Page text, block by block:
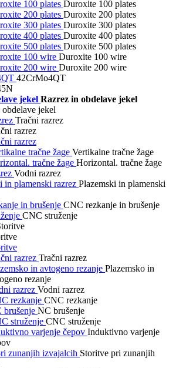
100 plates Duroxite 100 plates
200 plates Duroxite 200 plates
300 plates Duroxite 300 plates
400 plates Duroxite 400 plates
500 plates Duroxite 500 plates
100 wire Duroxite 100 wire
200 wire Duroxite 200 wire
42CrMo4QT
jekel Razrez in obdelave jekel
jekel
Tračni razrez
razrez
razrez
tračne žage Vertikalne tračne žage
tračne žage Horizontal. tračne žage
Vodni razrez
in plamenski razrez Plazemski in plamenski
in brušenje CNC rezkanje in brušenje
CNC struženje
razrez Tračni razrez
in avtogeno rezanje Plazemsko in
rezanje
razrez Vodni razrez
rezkanje CNC rezkanje
brušenje NC brušenje
struženje CNC struženje
varjenje čepov Induktivno varjenje
zunanjih izvajalcih Storitve pri zunanjih